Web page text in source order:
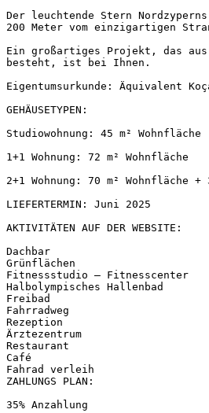
Der leuchtende Stern
200 Meter vom einzigartigen
Ein großartiges Projekt, das aus
besteht, ist bei Ihnen.
Eigentumsurkunde: Äquivalent
GEHÄUSETYPEN:
Studiowohnung: 45 m²
1+1 Wohnung: 72 m² Wohnfläche
2+1 Wohnung: 70 m² Wohnfläche +
LIEFERTERMIN: Juni 2025
AKTIVITÄTEN AUF DER WEBSITE:
Dachbar
Grünflächen
Fitnessstudio – Fitnesscenter
Halbolympisches Hallenbad
Freibad
Fahrradweg
Rezeption
Ärztezentrum
Restaurant
Café
Fahrad verleih
ZAHLUNGS PLAN:
35% Anzahlung